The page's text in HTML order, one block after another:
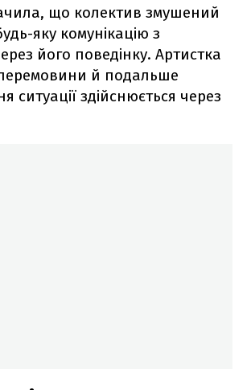
що колектив змушений
яку комунікацію з
його поведінку. Артистка
й подальше
ситуації здійснюється через